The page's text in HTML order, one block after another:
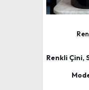
Renkli Çini,